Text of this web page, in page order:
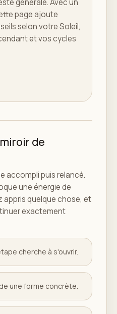
générale. Avec un
page ajoute
selon votre Soleil,
et vos cycles
de
accompli puis relancé.
une énergie de
appris quelque chose, et
exactement
cherche à s'ouvrir.
une forme concrète.